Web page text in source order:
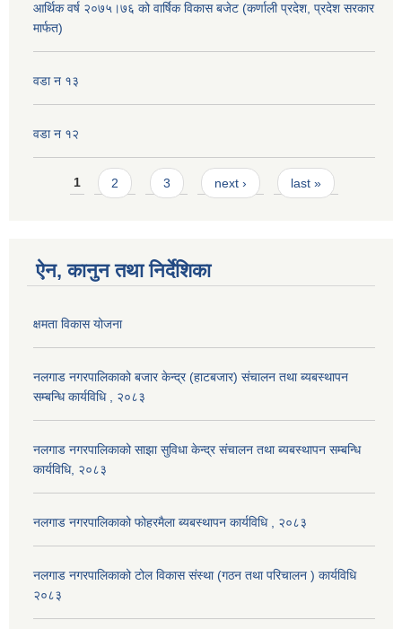
आर्थिक वर्ष २०७५।७६ को वार्षिक विकास बजेट (कर्णाली प्रदेश, प्रदेश सरकार
मार्फत)
वडा न १३
वडा न १२
Pages
1 2 3 next › last »
ऐन, कानुन तथा निर्देशिका
क्षमता विकास योजना
नलगाड नगरपालिकाको बजार केन्द्र (हाटबजार) संचालन तथा ब्यबस्थापन
सम्बन्धि कार्यविधि , २०८३
नलगाड नगरपालिकाको साझा सुविधा केन्द्र संचालन तथा ब्यबस्थापन सम्बन्धि
कार्यविधि, २०८३
नलगाड नगरपालिकाको फोहरमैला ब्यबस्थापन कार्यविधि , २०८३
नलगाड नगरपालिकाको टोल विकास संस्था (गठन तथा परिचालन ) कार्यविधि
२०८३